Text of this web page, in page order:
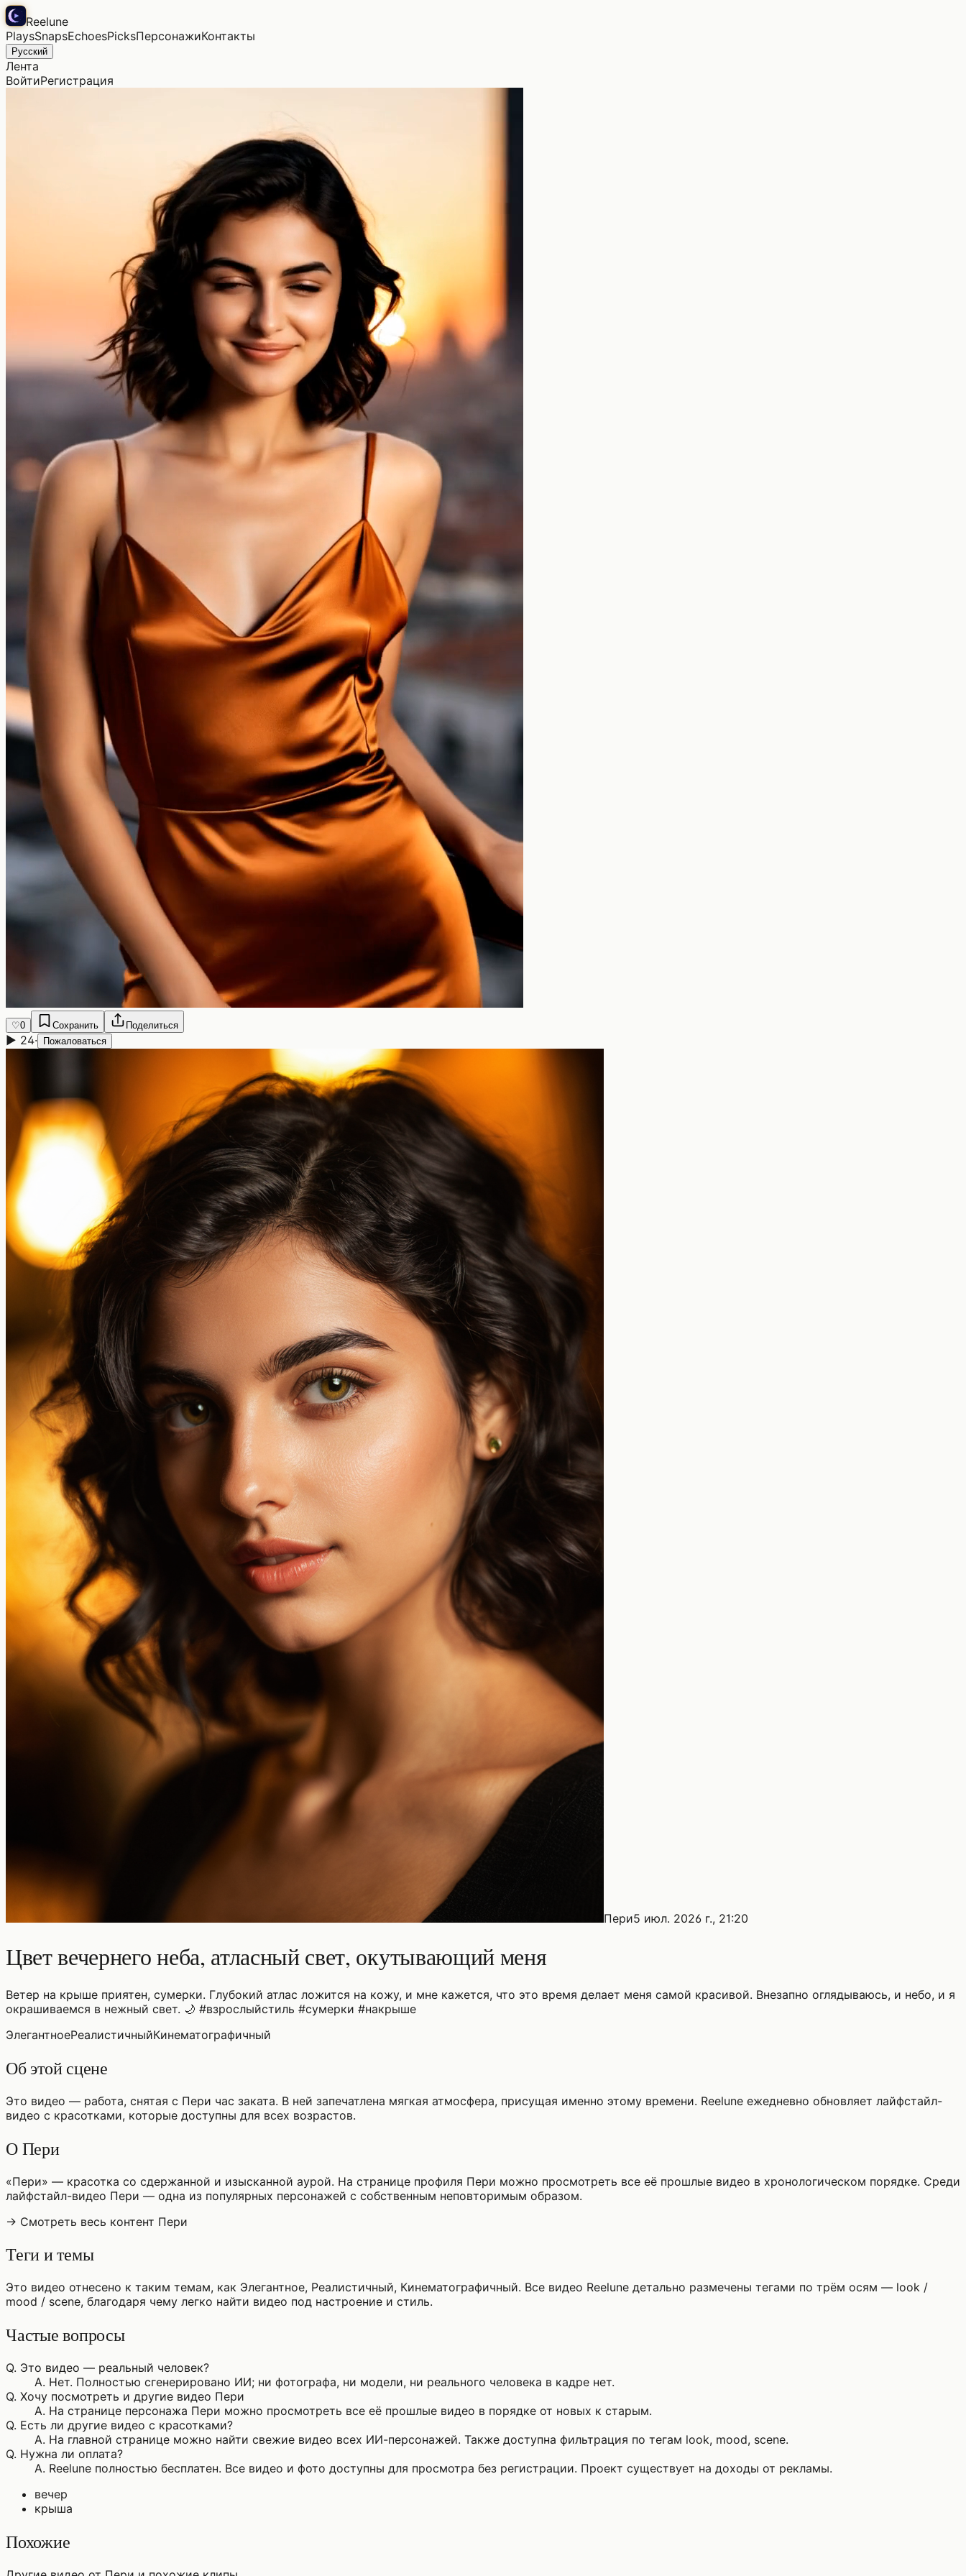
Reelune
PlaysSnapsEchoesPicksПерсонажиКонтакты
Русский
Лента
ВойтиРегистрация
♡0 Сохранить Поделиться
▶ 24· Пожаловаться
Пери5 июл. 2026 г., 21:20
Цвет вечернего неба, атласный свет, окутывающий меня
Ветер на крыше приятен, сумерки. Глубокий атлас ложится на кожу, и мне кажется, что это время делает меня самой красивой. Внезапно оглядываюсь, и небо, и я
окрашиваемся в нежный свет. 🌙 #взрослыйстиль #сумерки #накрыше
ЭлегантноеРеалистичныйКинематографичный
Об этой сцене
Это видео — работа, снятая с Пери час заката. В ней запечатлена мягкая атмосфера, присущая именно этому времени. Reelune ежедневно обновляет лайфстайл-
видео с красотками, которые доступны для всех возрастов.
О Пери
«Пери» — красотка со сдержанной и изысканной аурой. На странице профиля Пери можно просмотреть все её прошлые видео в хронологическом порядке. Среди
лайфстайл-видео Пери — одна из популярных персонажей с собственным неповторимым образом.
→ Смотреть весь контент Пери
Теги и темы
Это видео отнесено к таким темам, как Элегантное, Реалистичный, Кинематографичный. Все видео Reelune детально размечены тегами по трём осям — look /
mood / scene, благодаря чему легко найти видео под настроение и стиль.
Частые вопросы
Q. Это видео — реальный человек?
A. Нет. Полностью сгенерировано ИИ; ни фотографа, ни модели, ни реального человека в кадре нет.
Q. Хочу посмотреть и другие видео Пери
A. На странице персонажа Пери можно просмотреть все её прошлые видео в порядке от новых к старым.
Q. Есть ли другие видео с красотками?
A. На главной странице можно найти свежие видео всех ИИ-персонажей. Также доступна фильтрация по тегам look, mood, scene.
Q. Нужна ли оплата?
A. Reelune полностью бесплатен. Все видео и фото доступны для просмотра без регистрации. Проект существует на доходы от рекламы.
вечер
крыша
Похожие